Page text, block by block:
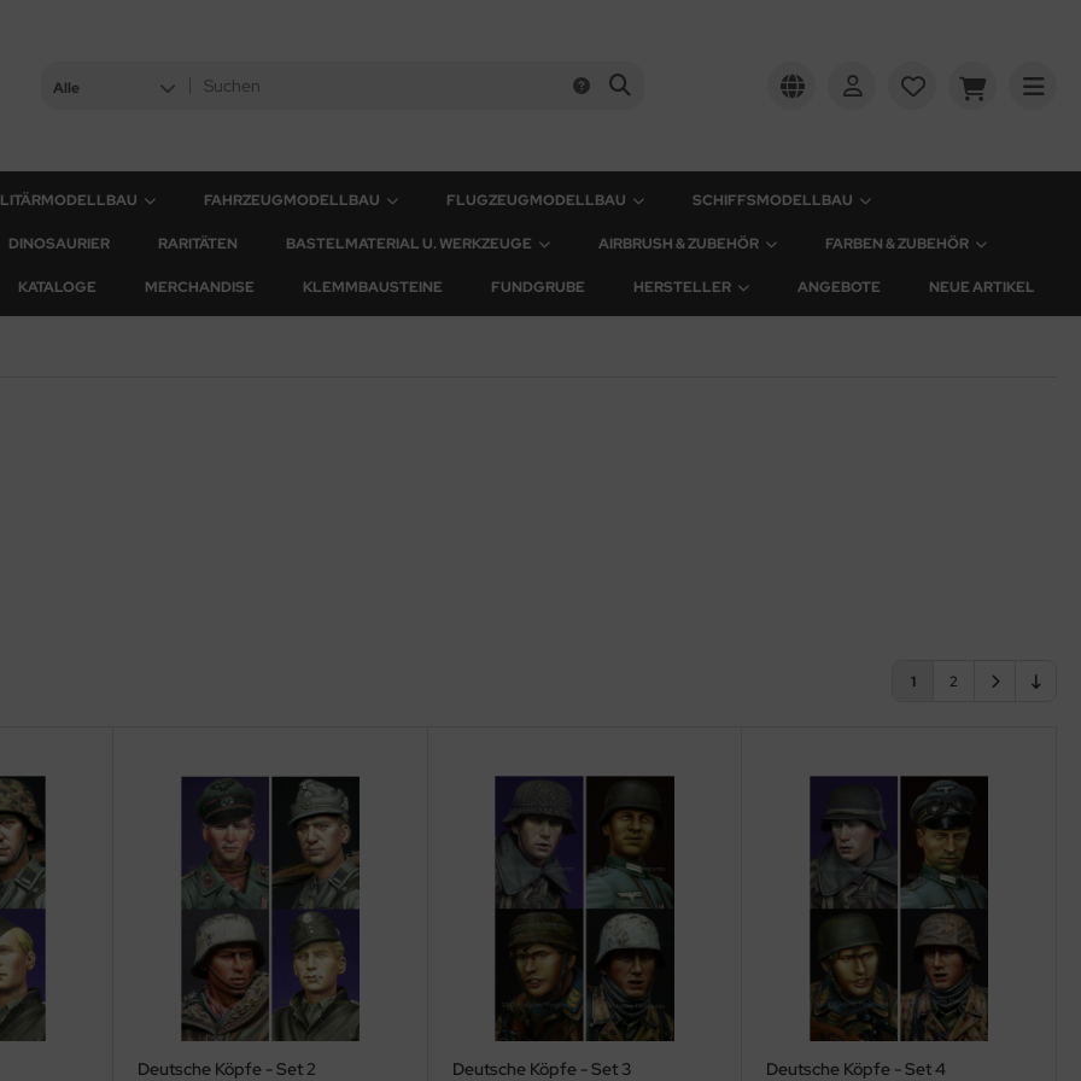
Alle
FAHRZEUGMODELLBAU FLUGZEUGMODELLBAU SCHIFFSMODELLBAU
DINOSAURIER RARITÄTEN BASTELMATERIAL U. WERKZEUGE AIRBRUSH & ZUBEHÖR FARBEN & ZUBEHÖR
KATALOGE MERCHANDISE KLEMMBAUSTEINE FUNDGRUBE HERSTELLER ANGEBOTE NEUE ARTIKEL
1 2
Deutsche Köpfe - Set 2 Deutsche Köpfe - Set 3 Deutsche Köpfe - Set 4